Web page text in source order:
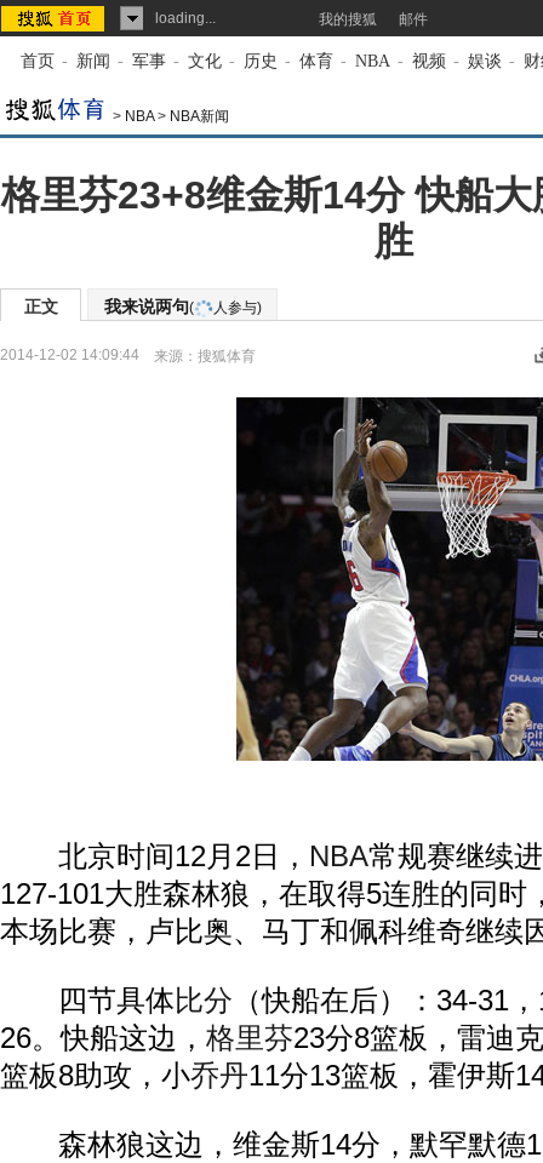
loading... 我的搜狐 邮件
首页 - 新闻 - 军事 - 文化 - 历史 - 体育 - NBA - 视频 - 娱谈 -
> NBA> NBA新闻
格里芬23+8维金斯14分 快船
胜
正文 我来说两句( 人参与)
2014-12-02 14:09:44 来源： 搜狐体育
北京时间12月2日， NBA常规赛继续
127-101大胜森林狼，在取得5连胜的同时
本场比赛，卢比奥、马丁和佩科维奇继续
四节具体比分 （快船在后）：34-31
26。快船这边， 格里芬23分8篮板，雷迪
篮板8助攻，小乔丹11分13篮板，霍伊斯
森林狼这边，维金斯14分，默罕默德